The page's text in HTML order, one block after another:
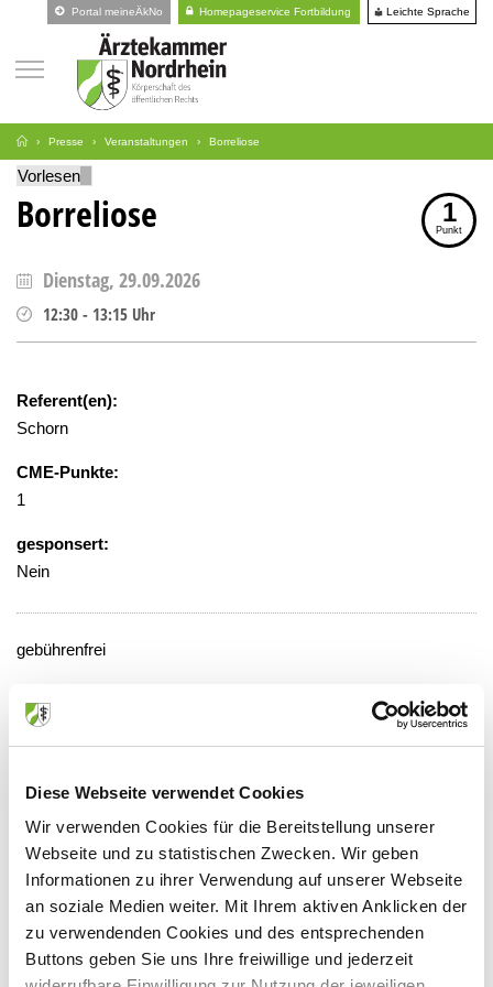
Diese Webseite verwendet Cookies
Wir verwenden Cookies für die Bereitstellung unserer
Webseite und zu statistischen Zwecken. Wir geben
Informationen zu ihrer Verwendung auf unserer Webseite
an soziale Medien weiter. Mit Ihrem aktiven Anklicken der
zu verwendenden Cookies und des entsprechenden
Buttons geben Sie uns Ihre freiwillige und jederzeit
Portal meineÄkNo Homepageservice Fortbildung Leichte Sprache
Presse Veranstaltungen Borreliose
Vorlesen
Borreliose 1
Punkt
Dienstag, 29.09.2026
12:30 - 13:15 Uhr
Referent(en):
Schorn
CME-Punkte:
1
gesponsert:
Nein
gebührenfrei
Veranstaltungsort:
Städtisches Klinikum, Haus E, EG,
Anbieter:
Städtisches Klinikum Solingen gGmbH
Ansprechpartner: